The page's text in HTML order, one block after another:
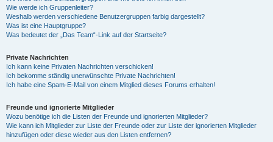
Wie werde ich Gruppenleiter?
Weshalb werden verschiedene Benutzergruppen farbig dargestellt?
Was ist eine Hauptgruppe?
Was bedeutet der „Das Team“-Link auf der Startseite?
Private Nachrichten
Ich kann keine Privaten Nachrichten verschicken!
Ich bekomme ständig unerwünschte Private Nachrichten!
Ich habe eine Spam-E-Mail von einem Mitglied dieses Forums erhalten!
Freunde und ignorierte Mitglieder
Wozu benötige ich die Listen der Freunde und ignorierten Mitglieder?
Wie kann ich Mitglieder zur Liste der Freunde oder zur Liste der ignorierten Mitglieder
hinzufügen oder diese wieder aus den Listen entfernen?